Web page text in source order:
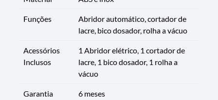
Funções
Abridor automático, cortador de
lacre, bico dosador, rolha a vácuo
Acessórios
Inclusos
1 Abridor elétrico, 1 cortador de
lacre, 1 bico dosador, 1 rolha a
vácuo
Garantia 6 meses